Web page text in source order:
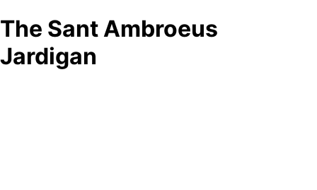
The Sant Ambroeus
Jardigan